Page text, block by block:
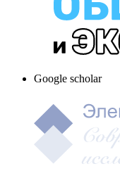
Google scholar